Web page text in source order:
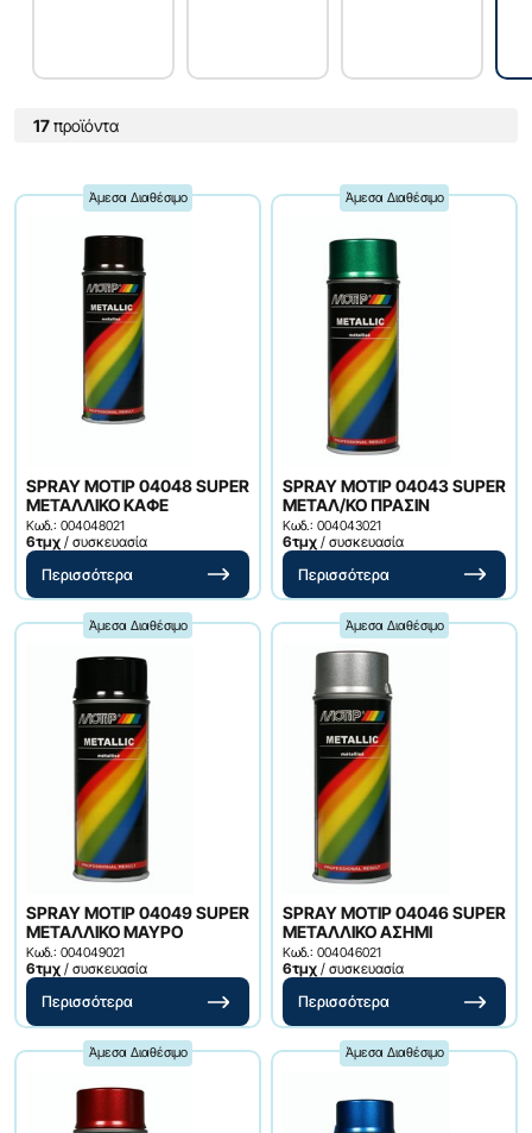
17προϊόντα
Άμεσα Διαθέσιμο
SPRAY ΜΟΤΙΡ 04048 SUPER
ΜΕΤΑΛΛΙΚΟ ΚΑΦΕ
Κωδ.: 004048021
6τμχ / συσκευασία
Περισσότερα
Άμεσα Διαθέσιμο
SPRAY ΜΟΤΙΡ 04043 SUPER
ΜΕΤΑΛ/ΚΟ ΠΡΑΣΙΝ
Κωδ.: 004043021
6τμχ / συσκευασία
Περισσότερα
Άμεσα Διαθέσιμο
SPRAY ΜΟΤΙΡ 04049 SUPER
ΜΕΤΑΛΛΙΚΟ ΜΑΥΡΟ
Κωδ.: 004049021
6τμχ / συσκευασία
Περισσότερα
Άμεσα Διαθέσιμο
SPRAY ΜΟΤΙΡ 04046 SUPER
ΜΕΤΑΛΛΙΚΟ ΑΣΗΜΙ
Κωδ.: 004046021
6τμχ / συσκευασία
Περισσότερα
Άμεσα Διαθέσιμο Άμεσα Διαθέσιμο